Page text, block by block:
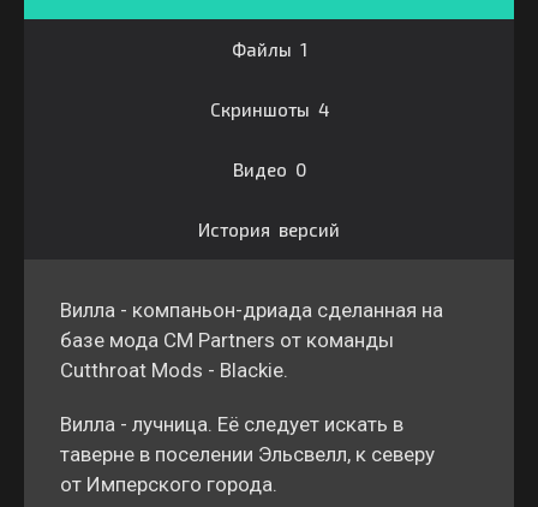
Файлы 1
Скриншоты 4
Видео 0
История версий
Вилла - компаньон-дриада сделанная на
базе мода CM Partners от команды
Cutthroat Mods - Blackie.
Вилла - лучница. Её следует искать в
таверне в поселении Эльсвелл, к северу
от Имперского города.